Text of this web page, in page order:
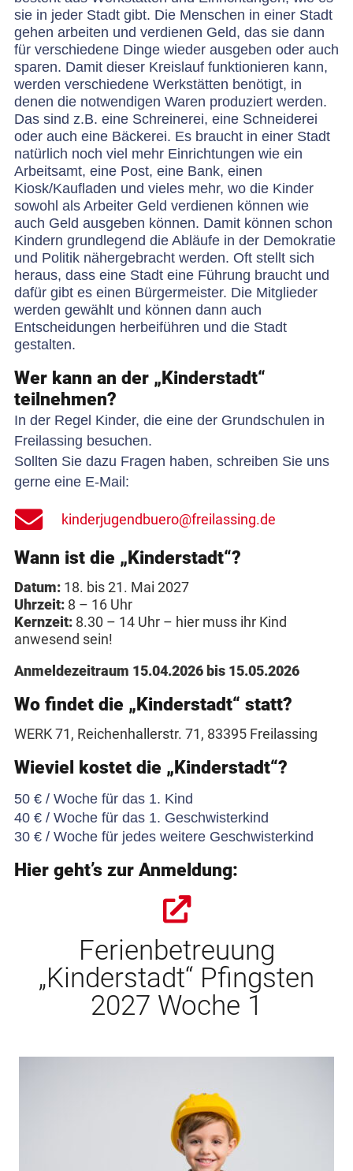
sie in jeder Stadt gibt. Die Menschen in einer Stadt
gehen arbeiten und verdienen Geld, das sie dann
für verschiedene Dinge wieder ausgeben oder auch
sparen. Damit dieser Kreislauf funktionieren kann,
werden verschiedene Werkstätten benötigt, in
denen die notwendigen Waren produziert werden.
Das sind z.B. eine Schreinerei, eine Schneiderei
oder auch eine Bäckerei. Es braucht in einer Stadt
natürlich noch viel mehr Einrichtungen wie ein
Arbeitsamt, eine Post, eine Bank, einen
Kiosk/Kaufladen und vieles mehr, wo die Kinder
sowohl als Arbeiter Geld verdienen können wie
auch Geld ausgeben können. Damit können schon
Kindern grundlegend die Abläufe in der Demokratie
und Politik nähergebracht werden. Oft stellt sich
heraus, dass eine Stadt eine Führung braucht und
dafür gibt es einen Bürgermeister. Die Mitglieder
werden gewählt und können dann auch
Entscheidungen herbeiführen und die Stadt
gestalten.
Wer kann an der „Kinderstadt“
teilnehmen?
In der Regel Kinder, die eine der Grundschulen in
Freilassing besuchen.
Sollten Sie dazu Fragen haben, schreiben Sie uns
gerne eine E-Mail:
kinderjugendbuero@freilassing.de
Wann ist die „Kinderstadt“?
Datum:18. bis 21. Mai 2027
Uhrzeit: 8 – 16 Uhr
Kernzeit:8.30 – 14 Uhr – hier muss ihr Kind
anwesend sein!
Anmeldezeitraum 15.04.2026 bis 15.05.2026
Wo findet die „Kinderstadt“ statt?
WERK 71, Reichenhallerstr. 71, 83395 Freilassing
Wieviel kostet die „Kinderstadt“?
50 € / Woche für das 1. Kind
40 € / Woche für das 1. Geschwisterkind
30 € / Woche für jedes weitere Geschwisterkind
Hier geht’s zur Anmeldung:
Ferienbetreuung
„Kinderstadt“ Pfingsten
2027 Woche 1